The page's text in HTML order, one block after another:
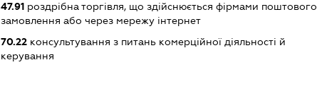
47.91роздрібна торгівля, що здійснюється фірмами поштового
замовлення або через мережу інтернет
70.22консультування з питань комерційної діяльності й
керування